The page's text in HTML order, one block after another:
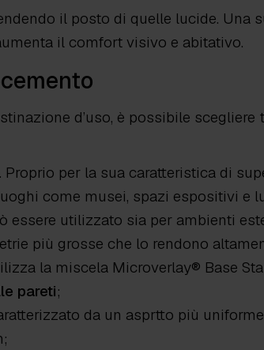
il posto di quelle lucide. Una
il comfort visivo e abitativo.
d’uso, è possibile scegliere
per la sua caratteristica di
come musei, spazi espositivi e
essere utilizzato sia per ambienti
più grosse che lo rendono
la miscela Microverlay® Base
pareti;
da un asprtto più